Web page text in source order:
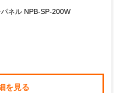
ネル NPB-SP-200W
を見る